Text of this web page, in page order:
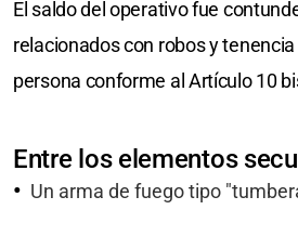
El saldo del operativo fue
relacionados con robos y tenencia
persona conforme al Artículo 10
Entre los elementos
Un arma de fuego tipo